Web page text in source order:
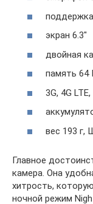
экран 6.3″
двойная
память 64
3G, 4G
вес 193 г,
Главное
камера. Она
хитрость,
ночной режим